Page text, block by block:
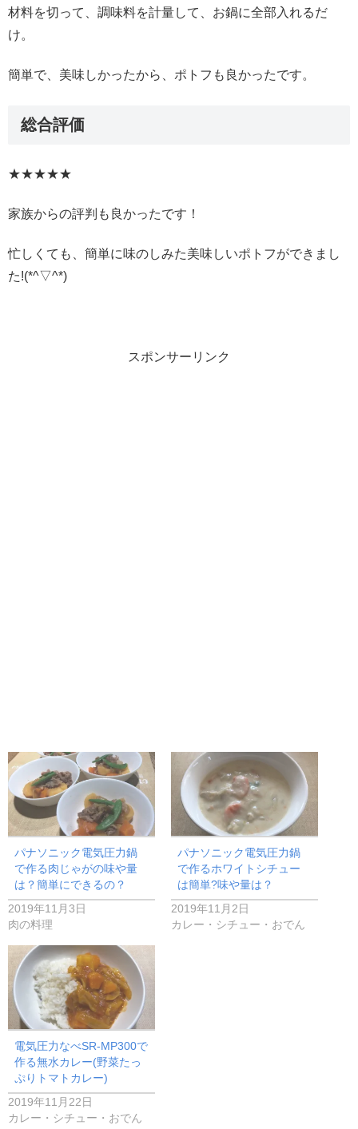
材料を切って、調味料を計量して、お鍋に全部入れるだ
け。
簡単で、美味しかったから、ポトフも良かったです。
総合評価
★★★★★
家族からの評判も良かったです！
忙しくても、簡単に味のしみた美味しいポトフができまし
た!(*^▽^*)
スポンサーリンク
パナソニック電気圧力鍋
で作る肉じゃがの味や量
は？簡単にできるの？
2019年11月3日
肉の料理
パナソニック電気圧力鍋
で作るホワイトシチュー
は簡単?味や量は？
2019年11月2日
カレー・シチュー・おでん
電気圧力なべSR-MP300で
作る無水カレー(野菜たっ
ぷりトマトカレー)
2019年11月22日
カレー・シチュー・おでん